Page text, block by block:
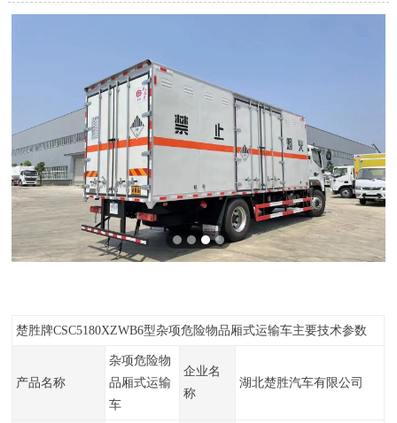
楚胜牌CSC5180XZWB6型杂项危险物品厢式运输车主要技术参数
产品名称
杂项危险物
品厢式运输
车
企业名
称
湖北楚胜汽车有限公司